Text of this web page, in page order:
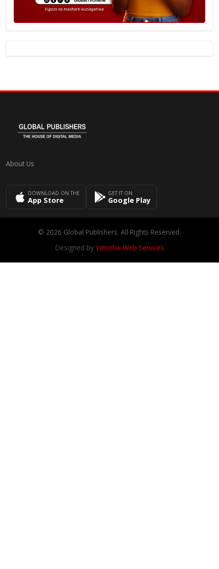
About Us
DOWNLOAD ON THE
App Store
GET IT ON
Google Play
© 2026 Global Publishers. All Rights Reserved.
Designed byYatosha Web Services